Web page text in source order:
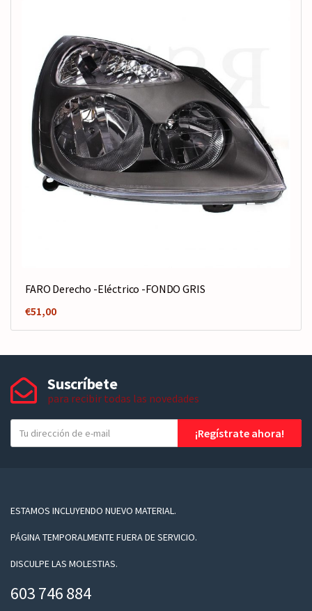
FARO Derecho -Eléctrico -FONDO GRIS
€51,00
Suscríbete
para recibir todas las novedades
u
a
l
¡Regístrate ahora!
ESTAMOS INCLUYENDO NUEVO MATERIAL.
PÁGINA TEMPORALMENTE FUERA DE SERVICIO.
DISCULPE LAS MOLESTIAS.
603 746 884